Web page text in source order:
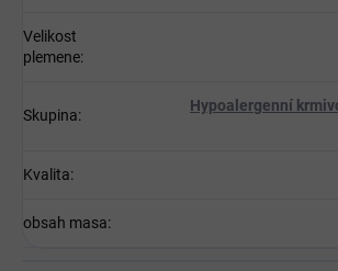
Velikost
plemene:
Skupina:
Hypoalergenní
Kvalita:
obsah masa: